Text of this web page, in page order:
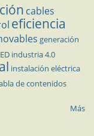
cables
eficiencia
generación
industria 4.0
instalación eléctrica
de contenidos
Más